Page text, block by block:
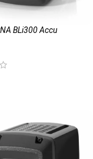
BLi300 Accu